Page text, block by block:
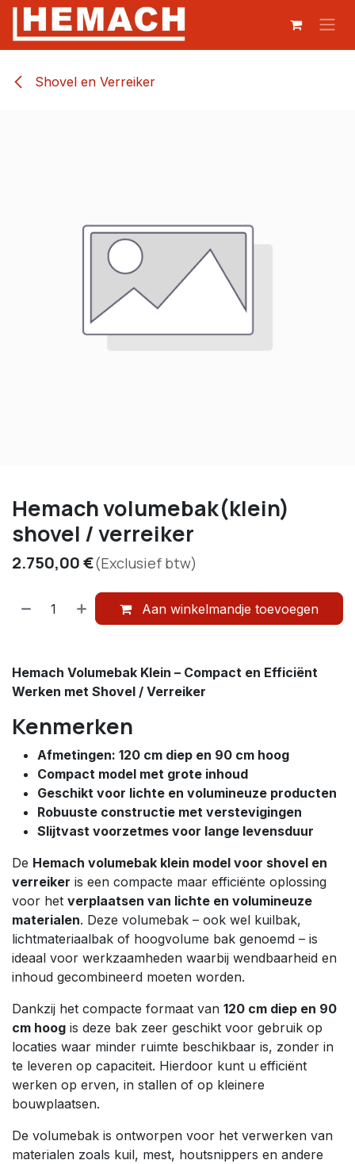
Overslaan naar inhoud
Shovel en Verreiker
Hemach volumebak(klein)
shovel / verreiker
2.750,00€(Exclusief btw)
Aan winkelmandje toevoegen
Hemach Volumebak Klein – Compact en Efficiënt
Werken met Shovel / Verreiker
Kenmerken
Afmetingen: 120 cm diep en 90 cm hoog
Compact model met grote inhoud
Geschikt voor lichte en volumineuze producten
Robuuste constructie met verstevigingen
Slijtvast voorzetmes voor lange levensduur
De Hemach volumebak klein model voor shovel en
verreiker is een compacte maar efficiënte oplossing
voor het verplaatsen van lichte en volumineuze
materialen. Deze volumebak – ook wel kuilbak,
lichtmateriaalbak of hoogvolume bak genoemd – is
ideaal voor werkzaamheden waarbij wendbaarheid en
inhoud gecombineerd moeten worden.
Dankzij het compacte formaat van 120 cm diep en 90
cm hoog is deze bak zeer geschikt voor gebruik op
locaties waar minder ruimte beschikbaar is, zonder in
te leveren op capaciteit. Hierdoor kunt u efficiënt
werken op erven, in stallen of op kleinere
bouwplaatsen.
De volumebak is ontworpen voor het verwerken van
materialen zoals kuil, mest, houtsnippers en andere